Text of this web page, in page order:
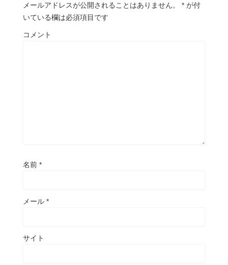
メールアドレスが公開されることはありません。 * が付
いている欄は必須項目です
コメント
名前 *
メール *
サイト